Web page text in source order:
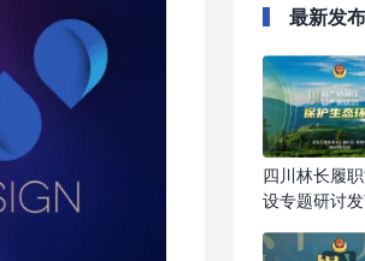
最新发布
四川林长履
设专题研讨